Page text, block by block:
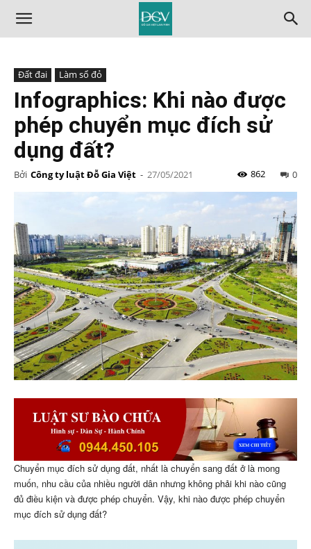
Đất đai Làm sổ đỏ
Infographics: Khi nào được
phép chuyển mục đích sử
dụng đất?
Bởi Công ty luật Đỗ Gia Việt - 27/05/2021 0
862
Chuyển mục đích sử dụng đất, nhất là chuyển sang đất ở là mong
muốn, nhu cầu của nhiều người dân nhưng không phải khi nào cũng
đủ điều kiện và được phép chuyển. Vậy, khi nào được phép chuyển
mục đích sử dụng đất?